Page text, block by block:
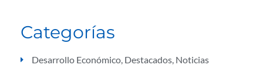
Categorías
Desarrollo Económico, Destacados, Noticias